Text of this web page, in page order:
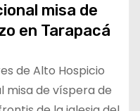
misa de
en Tarapacá
de Alto Hospicio
misa de víspera de